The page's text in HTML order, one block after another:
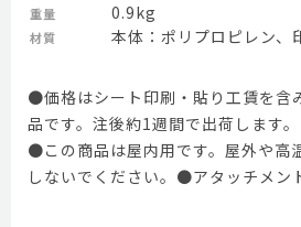
重量 0.9kg
材質 本体：ポリプロピレン、
●価格はシート印刷・貼り工賃を
品です。注後約1週間で出荷します。
●この商品は屋内用です。屋外や高
しないでください。●アタッチメン